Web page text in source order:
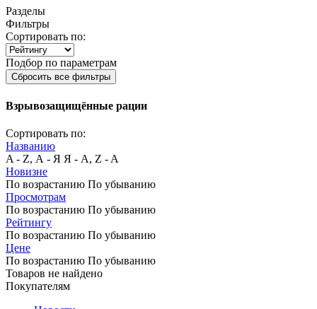
Разделы
Фильтры
Сортировать по:
Подбор по параметрам
Сбросить все фильтры
Взрывозащищённые рации
Сортировать по:
Названию
A - Z, А - Я Я - А, Z - A
Новизне
По возрастанию По убыванию
Просмотрам
По возрастанию По убыванию
Рейтингу
По возрастанию По убыванию
Цене
По возрастанию По убыванию
Товаров не найдено
Покупателям